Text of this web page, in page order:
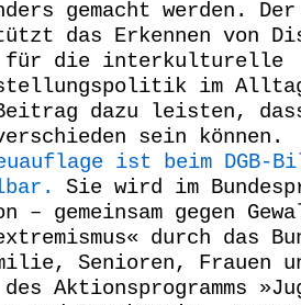
gemacht werden.
das Erkennen von
für die interkulturelle
im
dazu leisten, dass
sein können.
ist beim DGB-
Sie wird im
– gemeinsam gegen
durch das
Senioren, Frauen
des Aktionsprogramms